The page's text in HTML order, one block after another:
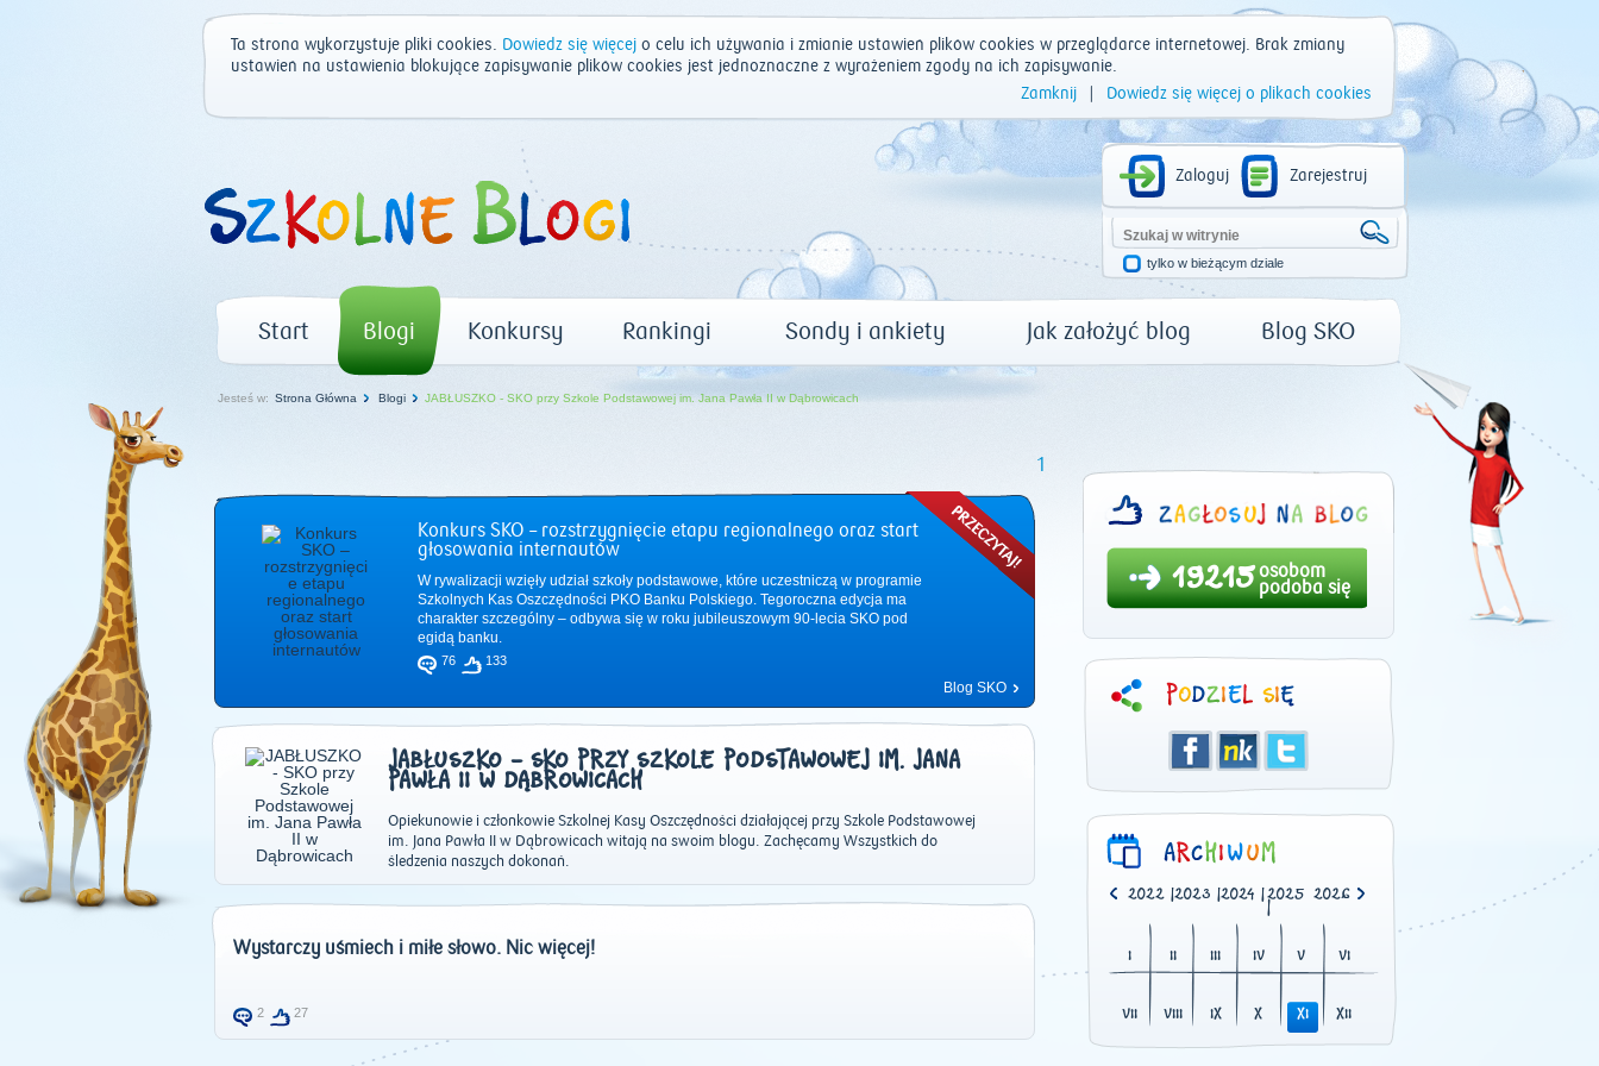
Ta strona wykorzystuje pliki cookies. Dowiedz się więcejo celu ich używania i zmianie ustawień plików cookies w przeglądarce internetowej. Brak zmiany
ustawień na ustawienia blokujące zapisywanie plików cookies jest jednoznaczne z wyrażeniem zgody na ich zapisywanie.
Zamknij
Dowiedz się więcej o plikach cookies
Zaloguj Zarejestruj
tylko w bieżącym dziale
Start Blogi Konkursy Rankingi Sondy i ankiety Jak założyć blog Blog SKO
Jesteś w: Strona Główna Blogi JABŁUSZKO - SKO przy Szkole Podstawowej im. Jana Pawła II w Dąbrowicach
1
Konkurs SKO – rozstrzygnięcie etapu regionalnego oraz start
głosowania internautów
W rywalizacji wzięły udział szkoły podstawowe, które uczestniczą w programie
Szkolnych Kas Oszczędności PKO Banku Polskiego. Tegoroczna edycja ma
charakter szczególny – odbywa się w roku jubileuszowym 90-lecia SKO pod
egidą banku.
76 133
Blog SKO
JABŁUSZKO - SKO PRZY SZKOLE PODSTAWOWEJ IM. JANA
PAWŁA II W DĄBROWICACH
Opiekunowie i członkowie Szkolnej Kasy Oszczędności działającej przy Szkole Podstawowej
im. Jana Pawła II w Dąbrowicach witają na swoim blogu. Zachęcamy Wszystkich do
śledzenia naszych dokonań.
Wystarczy uśmiech i miłe słowo. Nic więcej!
2 27
19215osobom
podoba się
2021| 2022|2023 |2024 |2025
|
2026
I II III IV V VI
VII VIII IX X XI XII